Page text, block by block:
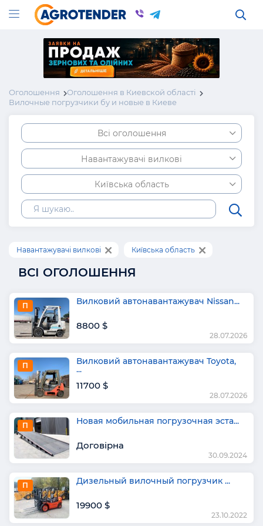
Оголошення
Оголошення в Киевской області
Вилочные погрузчики бу и новые в Киеве
Всі оголошення
Навантажувачі вилкові
Київська область
Навантажувачі вилкові Київська область
ВСІ ОГОЛОШЕННЯ
П Вилковий автонавантажувач Nissan...
8800 $
28.07.2026
П Вилковий автонавантажувач Toyota,
...
11700 $
28.07.2026
П Новая мобильная погрузочная эста...
Договірна
30.09.2024
П Дизельный вилочный погрузчик ...
19900 $
23.10.2022